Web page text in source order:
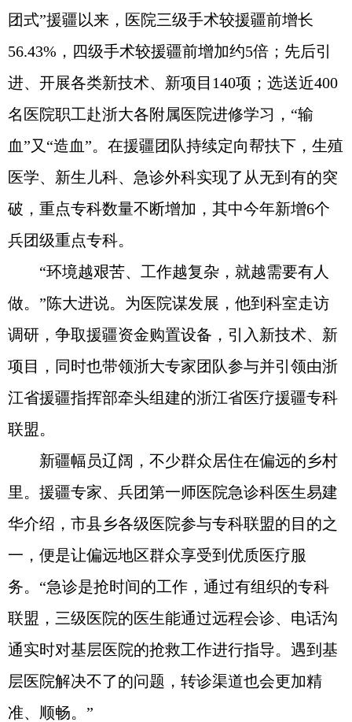
团式”援疆以来，医院三级手术较援疆前增长
56.43%，四级手术较援疆前增加约5倍；先后引
进、开展各类新技术、新项目140项；选送近400
名医院职工赴浙大各附属医院进修学习，“输
血”又“造血”。在援疆团队持续定向帮扶下，生殖
医学、新生儿科、急诊外科实现了从无到有的突
破，重点专科数量不断增加，其中今年新增6个
兵团级重点专科。
“环境越艰苦、工作越复杂，就越需要有人
做。”陈大进说。为医院谋发展，他到科室走访
调研，争取援疆资金购置设备，引入新技术、新
项目，同时也带领浙大专家团队参与并引领由浙
江省援疆指挥部牵头组建的浙江省医疗援疆专科
联盟。
新疆幅员辽阔，不少群众居住在偏远的乡村
里。援疆专家、兵团第一师医院急诊科医生易建
华介绍，市县乡各级医院参与专科联盟的目的之
一，便是让偏远地区群众享受到优质医疗服
务。“急诊是抢时间的工作，通过有组织的专科
联盟，三级医院的医生能通过远程会诊、电话沟
通实时对基层医院的抢救工作进行指导。遇到基
层医院解决不了的问题，转诊渠道也会更加精
准、顺畅。”